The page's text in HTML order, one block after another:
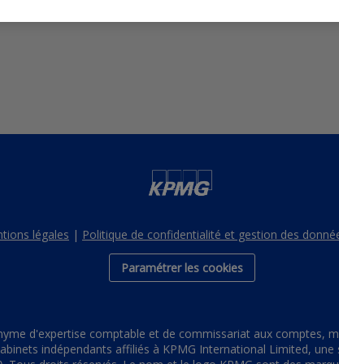
légales | Politique de confidentialité et gestion des
Paramétrer les cookies
d'expertise comptable et de commissariat aux comptes,
indépendants affiliés à KPMG International Limited,